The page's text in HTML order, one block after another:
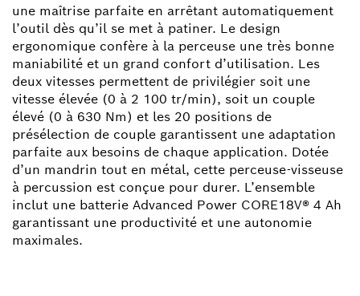
une maîtrise parfaite en arrêtant automatiquement
l’outil dès qu’il se met à patiner. Le design
ergonomique confère à la perceuse une très bonne
maniabilité et un grand confort d’utilisation. Les
deux vitesses permettent de privilégier soit une
vitesse élevée (0 à 2 100 tr/min), soit un couple
élevé (0 à 630 Nm) et les 20 positions de
présélection de couple garantissent une adaptation
parfaite aux besoins de chaque application. Dotée
d’un mandrin tout en métal, cette perceuse-visseuse
à percussion est conçue pour durer. L’ensemble
inclut une batterie Advanced Power CORE18V® 4 Ah
garantissant une productivité et une autonomie
maximales.